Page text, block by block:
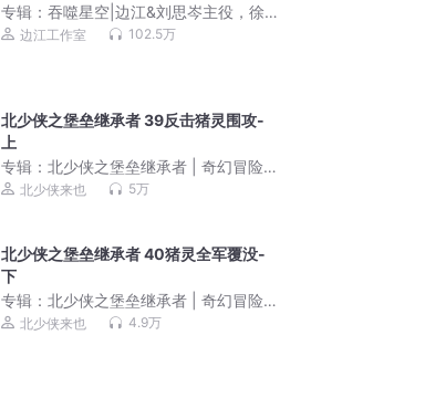
专辑：吞噬星空|边江&刘思岑主役，徐
宇隆演播，多人有声剧|我吃西红柿
边江工作室 102.5万
北少侠之堡垒继承者 39反击猪灵围攻-
上
专辑：北少侠之堡垒继承者 | 奇幻冒险 ·
空间思维
北少侠来也 5万
北少侠之堡垒继承者 40猪灵全军覆没-
下
专辑：北少侠之堡垒继承者 | 奇幻冒险 ·
空间思维
北少侠来也 4.9万